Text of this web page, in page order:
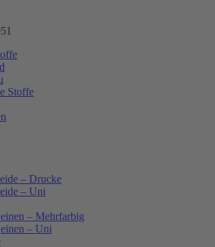
Stoffe
– Drucke
– Uni
– Mehrfarbig
– Uni